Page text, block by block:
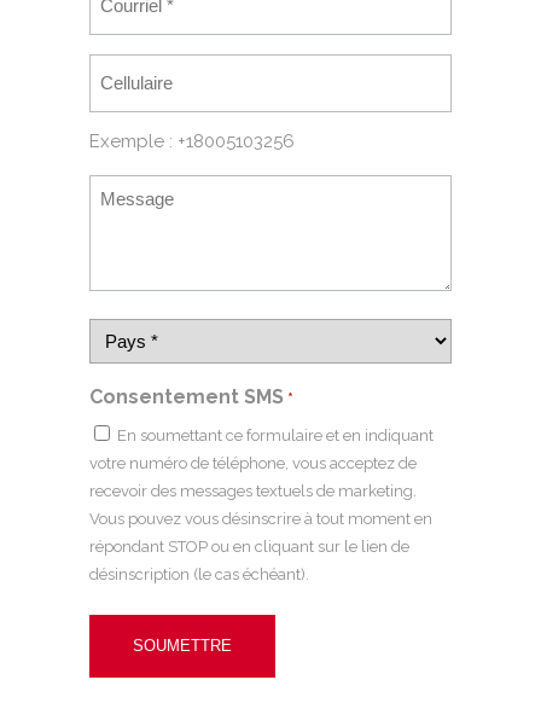
Exemple : +18005103256
Consentement SMS *
En soumettant ce formulaire et en indiquant
votre numéro de téléphone, vous acceptez de
recevoir des messages textuels de marketing.
Vous pouvez vous désinscrire à tout moment en
répondant STOP ou en cliquant sur le lien de
désinscription (le cas échéant).